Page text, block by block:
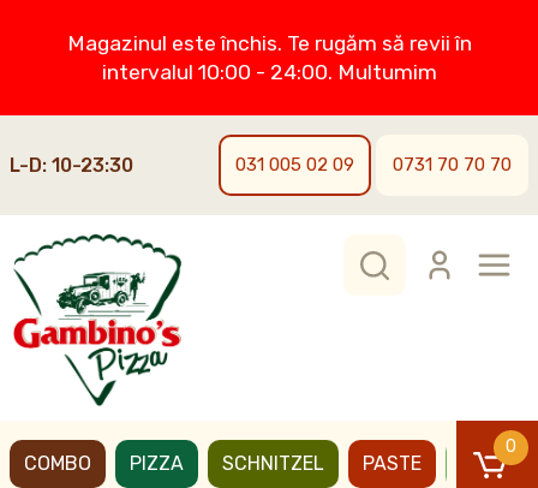
Magazinul este închis. Te rugăm să revii în
intervalul 10:00 - 24:00. Multumim
L-D: 10-23:30 031 005 02 09 0731 70 70 70
COMBO PIZZA SCHNITZEL PASTE BURGERI
0